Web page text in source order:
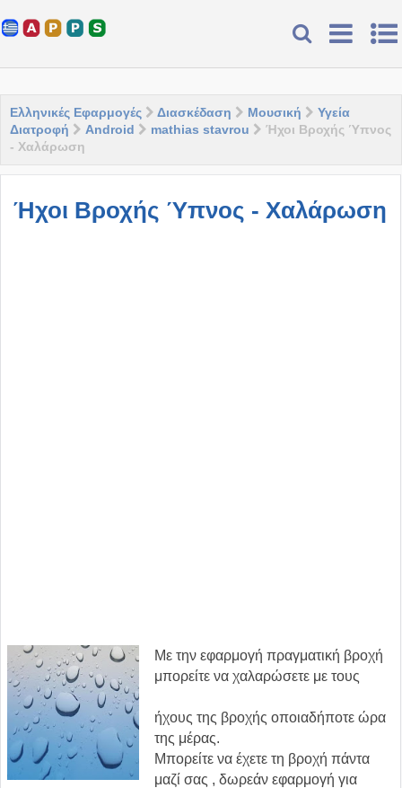
Ελληνικές Εφαρμογές Διασκέδαση Μουσική
Υγεία
Διατροφή
Android mathias stavrou
Ήχοι Βροχής Ύπνος
- Χαλάρωση
Ήχοι Βροχής Ύπνος - Χαλάρωση
Με την εφαρμογή πραγματική βροχή
μπορείτε να χαλαρώσετε με τους
ήχους της βροχής οποιαδήποτε ώρα
της μέρας.
Μπορείτε να έχετε τη βροχή πάντα
μαζί σας , δωρεάν εφαρμογή για